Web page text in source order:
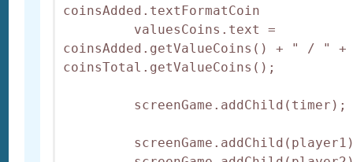
coinsAdded.textFormatCoin
valuesCoins.text =
coinsAdded.getValueCoins() + " / " +
coinsTotal.getValueCoins();
screenGame.addChild(timer);